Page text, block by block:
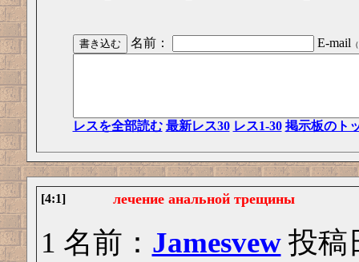
名前： E-mail
レスを全部読む 最新レス30 レス1-30 掲示板のト
[4:1] лечение анальной трещины
1 名前： Jamesvew投稿